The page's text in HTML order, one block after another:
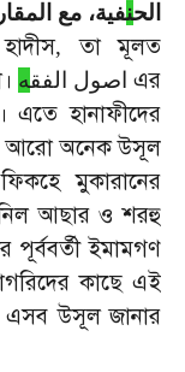
الحنفية، مع المقار
হাদীস,তা
মূলত
اصول الفقه
এর
। এতে হানাফীদের
আরো অনেক উসূল
ফিকহে মুকারানের
আছার ও শরহু
পূর্ববর্তী ইমামগণ
কাছে এই
এসব উসূল জানার